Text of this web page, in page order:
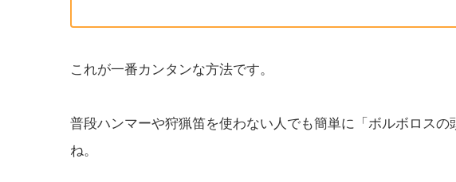
これが一番カンタンな方法です。
普段ハンマーや狩猟笛を使わない人でも簡単に「ボルボロス
ね。